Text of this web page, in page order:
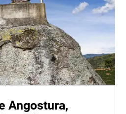
Angostura,